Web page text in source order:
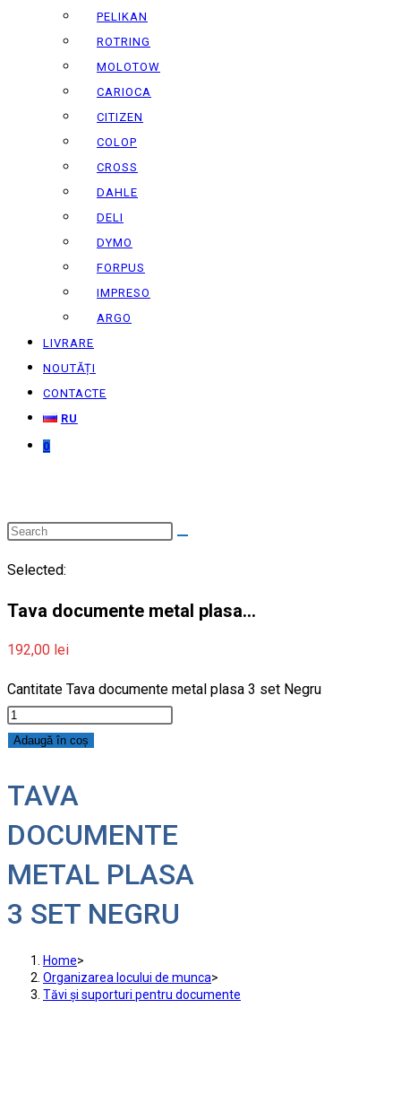
PELIKAN
ROTRING
MOLOTOW
CARIOCA
CITIZEN
COLOP
CROSS
DAHLE
DELI
DYMO
FORPUS
IMPRESO
ARGO
LIVRARE
NOUTĂȚI
CONTACTE
RU
0
Selected:
Tava documente metal plasa…
192,00 lei
Cantitate Tava documente metal plasa 3 set Negru
Adaugă în coș
TAVA
DOCUMENTE
METAL PLASA
3 SET NEGRU
Home>
Organizarea locului de munca>
Tăvi și suporturi pentru documente